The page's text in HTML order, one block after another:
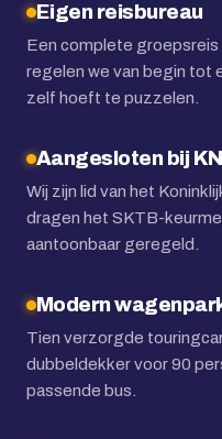
Eigen reisbureau
Een complete
regelen we van begin tot
zelf hoeft te puzzelen.
Aangesloten bij
Wij zijn lid van het
dragen het SKTB-
aantoonbaar geregeld.
Modern
Tien verzorgde
dubbeldekker voor 90
passende bus.